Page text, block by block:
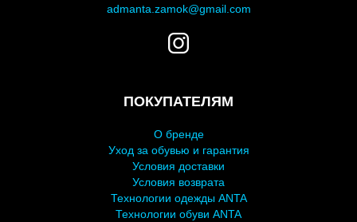
admanta.zamok@gmail.com
ПОКУПАТЕЛЯМ
О бренде
Уход за обувью и гарантия
Условия доставки
Условия возврата
Технологии одежды ANTA
Технологии обуви ANTA